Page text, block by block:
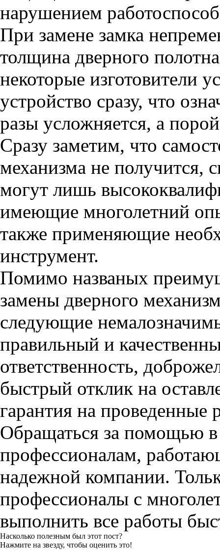
нарушением
При замене замка
толщина дверного
некоторые изготовители
устройство сразу, что
разы усложняется, а
Сразу заметим, что
механизма не получится,
могут лишь
имеющие многолетний
также применяющие
инструмент.
Помимо названых
замены дверного
следующие
правильный и
ответственность,
быстрый отклик на
гарантия на проведенные
Обращаться за помощью в
профессионалам,
надежной компании.
профессионалы с
выполнить все работы
Насколько полезным был этот пост?
Нажмите на звезду, чтобы оценить это!